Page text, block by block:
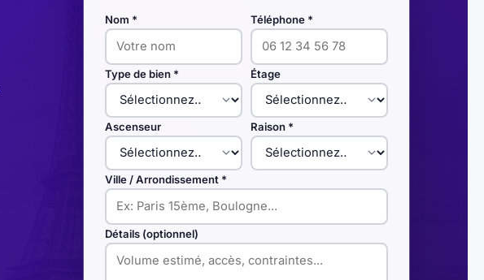
Nom * Téléphone *
Type de bien * Étage
Ascenseur Raison *
Ville / Arrondissement *
Détails (optionnel)